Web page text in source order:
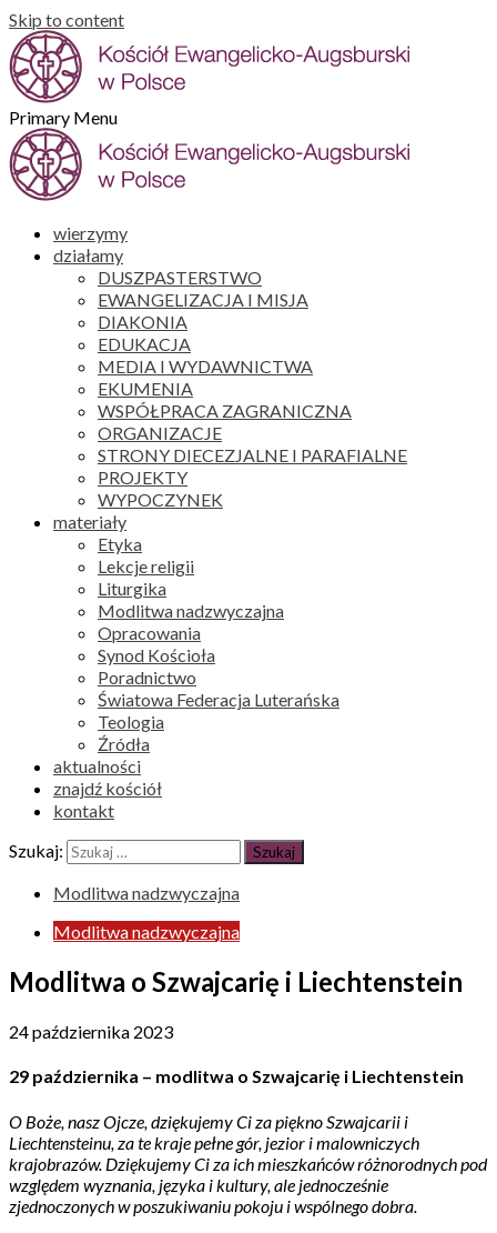
Skip to content
Primary Menu
wierzymy
działamy
DUSZPASTERSTWO
EWANGELIZACJA I MISJA
DIAKONIA
EDUKACJA
MEDIA I WYDAWNICTWA
EKUMENIA
WSPÓŁPRACA ZAGRANICZNA
ORGANIZACJE
STRONY DIECEZJALNE I PARAFIALNE
PROJEKTY
WYPOCZYNEK
materiały
Etyka
Lekcje religii
Liturgika
Modlitwa nadzwyczajna
Opracowania
Synod Kościoła
Poradnictwo
Światowa Federacja Luterańska
Teologia
Źródła
aktualności
znajdź kościół
kontakt
Szukaj:
Modlitwa nadzwyczajna
Modlitwa nadzwyczajna
Modlitwa o Szwajcarię i Liechtenstein
24 października 2023
29 października – modlitwa o Szwajcarię i Liechtenstein
O Boże, nasz Ojcze, dziękujemy Ci za piękno Szwajcarii i
Liechtensteinu, za te kraje pełne gór, jezior i malowniczych
krajobrazów. Dziękujemy Ci za ich mieszkańców różnorodnych pod
względem wyznania, języka i kultury, ale jednocześnie
zjednoczonych w poszukiwaniu pokoju i wspólnego dobra.